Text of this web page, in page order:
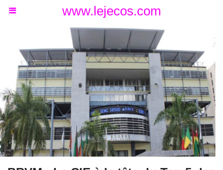
www.lejecos.com